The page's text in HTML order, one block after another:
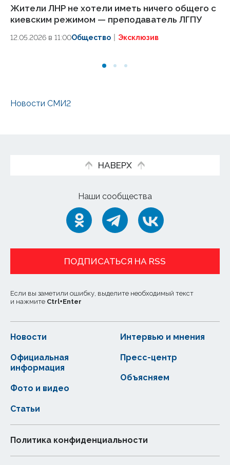
Жители ЛНР не хотели иметь ничего общего с
киевским режимом — преподаватель ЛГПУ
12.05.2026 в 11:00Общество Эксклюзив
Новости СМИ2
НАВЕРХ
Наши сообщества
ПОДПИСАТЬСЯ НА RSS
Если вы заметили ошибку, выделите необходимый текст
и нажмите Ctrl+Enter
Новости
Статьи
Официальная
информация
Интервью и мнения
Фото и видео
Пресс-центр
Объясняем
Политика конфиденциальности